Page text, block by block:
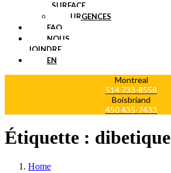
SURFACE
URGENCES
FAQ
NOUS
JOINDRE
EN
Montreal
514 733-8558
Boisbriand
450 435-7433
Étiquette : dibetique
Home